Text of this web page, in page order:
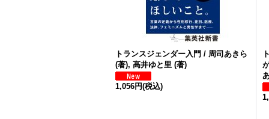
トランスジェンダー入門 / 周司あきら
(著), 高井ゆと里 (著)
1,056円(税込)